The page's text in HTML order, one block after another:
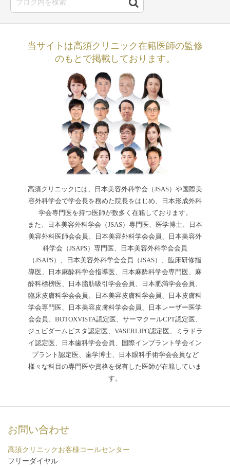
当サイトは高須クリニック在籍医師の監修
のもとで掲載しております。
高須クリニックには、日本美容外科学会（JSAS）や国際美
容外科学会で学会長を務めた院長をはじめ、日本形成外科
学会専門医を持つ医師が数多く在籍しております。
また、日本美容外科学会（JSAS）専門医、医学博士、日本
美容外科医師会会員、日本美容外科学会会員、日本美容外
科学会（JSAPS）専門医、日本美容外科学会会員
（JSAPS）、日本美容外科学会会員（JSAS）、臨床研修指
導医、日本麻酔科学会指導医、日本麻酔科学会専門医、麻
酔科標榜医、日本脂肪吸引学会会員、日本肥満学会会員、
臨床皮膚科学会会員、日本美容皮膚科学会員、日本皮膚科
学会専門医、日本美容皮膚科学会会員、日本レーザー医学
会会員、BOTOXVISTA認定医、サーマクールCPT認定医、
ジュビダームビスタ認定医、VASERLIPO認定医、ミラドラ
イ認定医、日本歯科学会会員、国際インプラント学会イン
プラント認定医、歯学博士、日本眼科手術学会会員など
様々な科目の専門医や資格を保有した医師が在籍していま
す。
お問い合わせ
高須クリニックお客様コールセンター
フリーダイヤル